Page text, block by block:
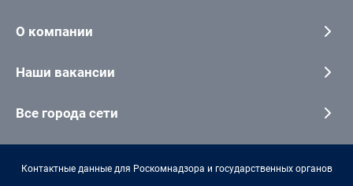
О компании
Наши вакансии
Все города сети
Контактные данные для Роскомнадзора и государственных органов